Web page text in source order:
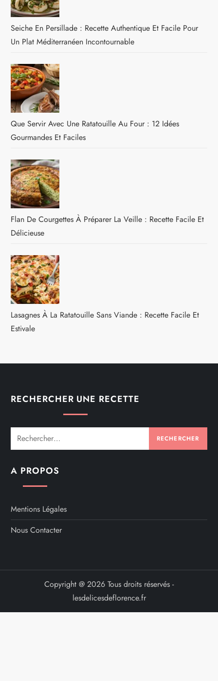
Seiche En Persillade : Recette Authentique Et Facile Pour
Un Plat Méditerranéen Incontournable
Que Servir Avec Une Ratatouille Au Four : 12 Idées
Gourmandes Et Faciles
Flan De Courgettes À Préparer La Veille : Recette Facile Et
Délicieuse
Lasagnes À La Ratatouille Sans Viande : Recette Facile Et
Estivale
RECHERCHER UNE RECETTE
Rechercher :
A PROPOS
Mentions Légales
Nous Contacter
Copyright @ 2026 Tous droits réservés -
lesdelicesdeflorence.fr